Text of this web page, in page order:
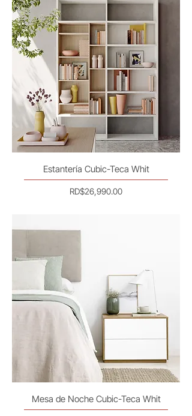
Estantería Cubic-Teca Whit
Precio
RD$26,990.00
Mesa de Noche Cubic-Teca Whit